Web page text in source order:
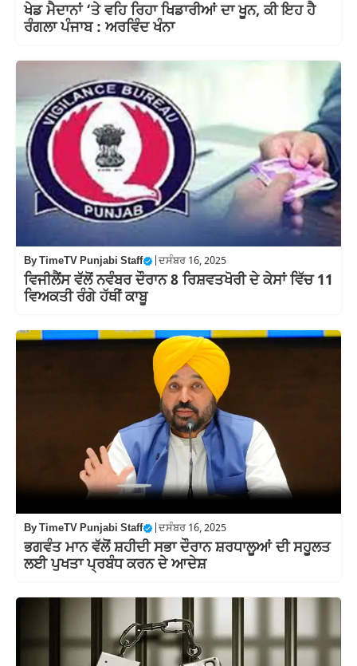
ਖੇਡ ਮੈਦਾਨਾਂ ‘ਤੇ ਵਹਿ ਰਿਹਾ ਖਿਡਾਰੀਆਂ ਦਾ ਖੂਨ, ਕੀ ਇਹ ਹੈ
ਰੰਗਲਾ ਪੰਜਾਬ : ਅਰਵਿੰਦ ਖੰਨਾ
ByTimeTV Punjabi Staff ਦਸੰਬਰ 16, 2025
ਵਿਜੀਲੈਂਸ ਵੱਲੋਂ ਨਵੰਬਰ ਦੌਰਾਨ 8 ਰਿਸ਼ਵਤਖੋਰੀ ਦੇ ਕੇਸਾਂ ਵਿੱਚ 11
ਵਿਅਕਤੀ ਰੰਗੇ ਹੱਥੀਂ ਕਾਬੂ
ByTimeTV Punjabi Staff ਦਸੰਬਰ 16, 2025
ਭਗਵੰਤ ਮਾਨ ਵੱਲੋਂ ਸ਼ਹੀਦੀ ਸਭਾ ਦੌਰਾਨ ਸ਼ਰਧਾਲੂਆਂ ਦੀ ਸਹੂਲਤ
ਲਈ ਪੁਖਤਾ ਪ੍ਰਬੰਧ ਕਰਨ ਦੇ ਆਦੇਸ਼